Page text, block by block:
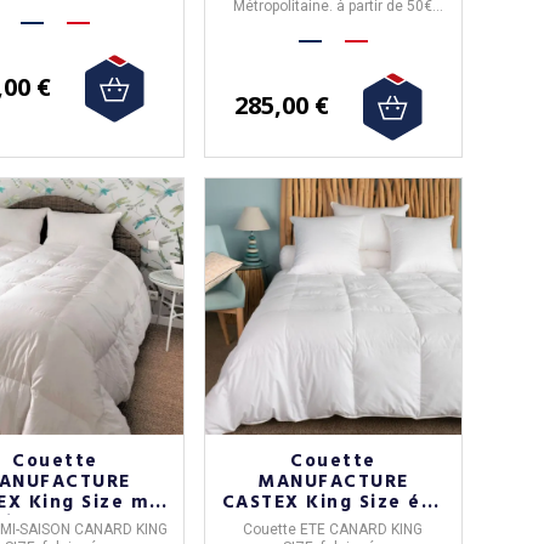
€
Métropolitaine. à partir de 50€
285,00 €
Couette
King Size mi-
canard
SAISON CANARD KING
Couette
MANUFACTURE
CASTEX King Size été
canard légère
Couette ETE CANARD KING